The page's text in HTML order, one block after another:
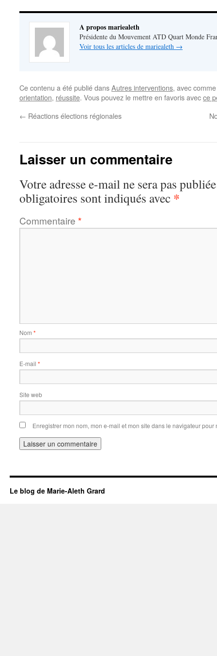
A propos mariealeth
Présidente du Mouvement ATD Quart Monde
Voir tous les articles de mariealeth →
Ce contenu a été publié dansAutres interventions, avec
orientation, réussite. Vous pouvez le mettre en favoris avecce
← Réactions élections régionales
Laisser un commentaire
Votre adresse e-mail ne sera pas
obligatoires sont indiqués avec *
Commentaire *
Nom *
E-mail *
Site web
Enregistrer mon nom, mon e-mail et mon site dans le navigateur
Le blog de Marie-Aleth Grard